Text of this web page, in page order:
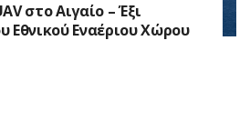
στο Αιγαίο – Έξι
Εθνικού Εναέριου Χώρου